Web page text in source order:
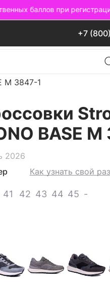
баллов при регистрации
+7
M 3847-1
BASE
2026
Как узнать свой
41 42 43 44 45 -